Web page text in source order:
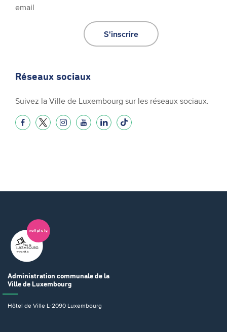
email
S'inscrire
Réseaux sociaux
Suivez la Ville de Luxembourg sur les réseaux sociaux.
Administration communale de la
Ville de Luxembourg
Hôtel de Ville L-2090 Luxembourg